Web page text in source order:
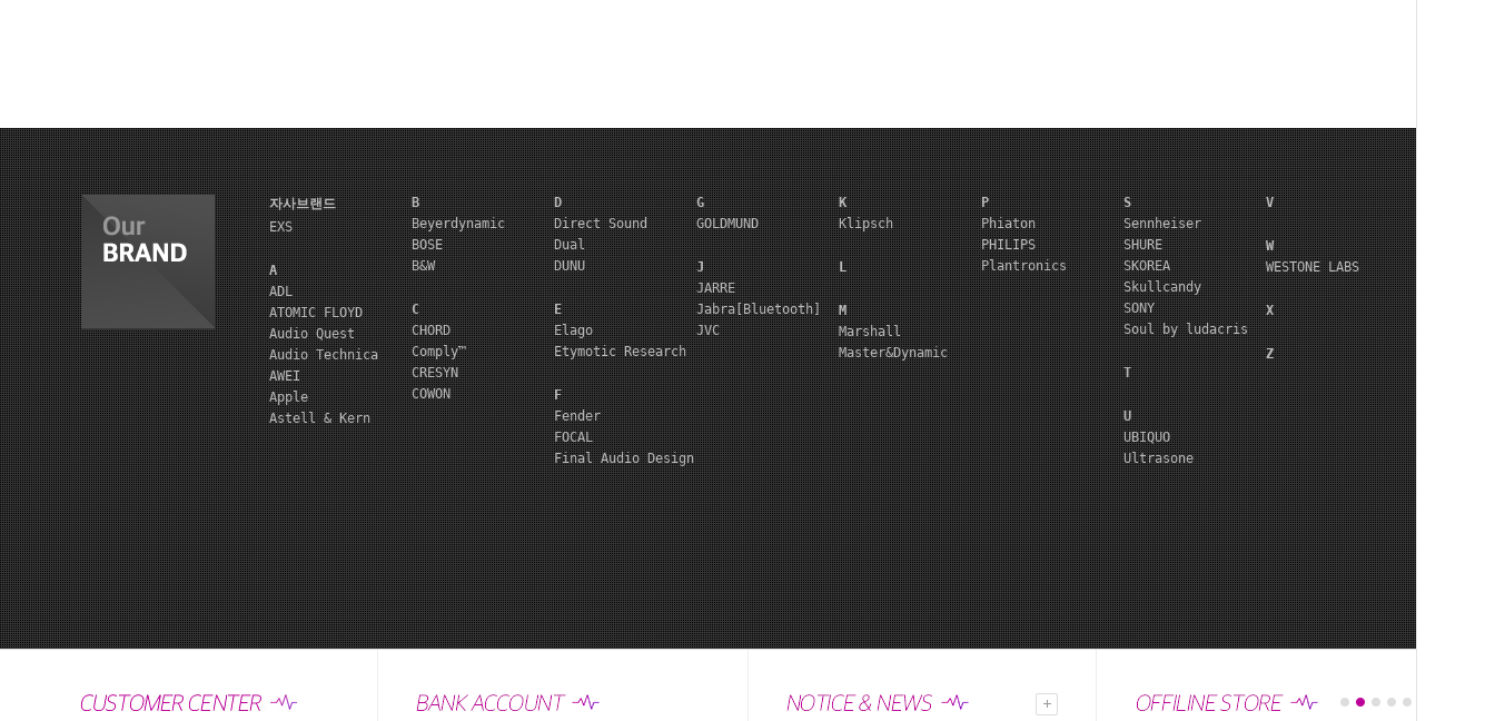
자사브랜드
EXS
A
ADL
ATOMIC FLOYD
Audio Quest
Audio Technica
AWEI
Apple
Astell & Kern
B
Beyerdynamic
BOSE
B&W
C
CHORD
Comply™
CRESYN
COWON
D
Direct Sound
Dual
DUNU
E
Elago
Etymotic Research
F
Fender
FOCAL
Final Audio Design
G
GOLDMUND
J
JARRE
Jabra[Bluetooth]
JVC
K
Klipsch
L
M
Marshall
Master&Dynamic
P
Phiaton
PHILIPS
Plantronics
S
Sennheiser
SHURE
SKOREA
Skullcandy
SONY
Soul by ludacris
T
U
UBIQUO
Ultrasone
V
W
WESTONE LABS
X
Z